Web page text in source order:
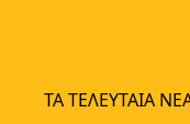
ΤΑ ΤΕΛΕΥΤΑΊΑ